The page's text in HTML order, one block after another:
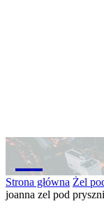
M
Strona główna Żel
joanna zel pod